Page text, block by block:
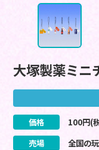
大塚製薬ミニ
価格 100円(
売場
全国の